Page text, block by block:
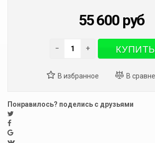
55 600 руб
− + КУПИТЬ
Понравилось? поделись с друзьями